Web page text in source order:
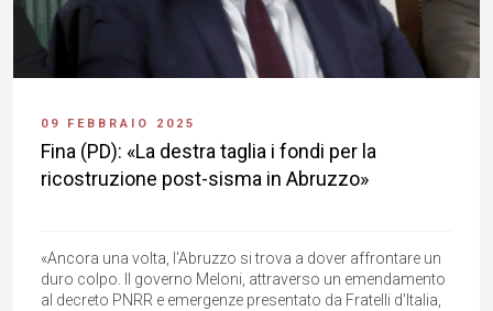
09 FEBBRAIO 2025
Fina (PD): «La destra taglia i fondi per la
ricostruzione post-sisma in Abruzzo»
«Ancora una volta, l'Abruzzo si trova a dover affrontare un
duro colpo. Il governo Meloni, attraverso un emendamento
al decreto PNRR e emergenze presentato da Fratelli d'Italia,